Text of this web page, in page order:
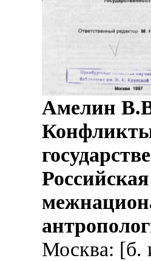
Амелин
Конфликты
Москва: [б.